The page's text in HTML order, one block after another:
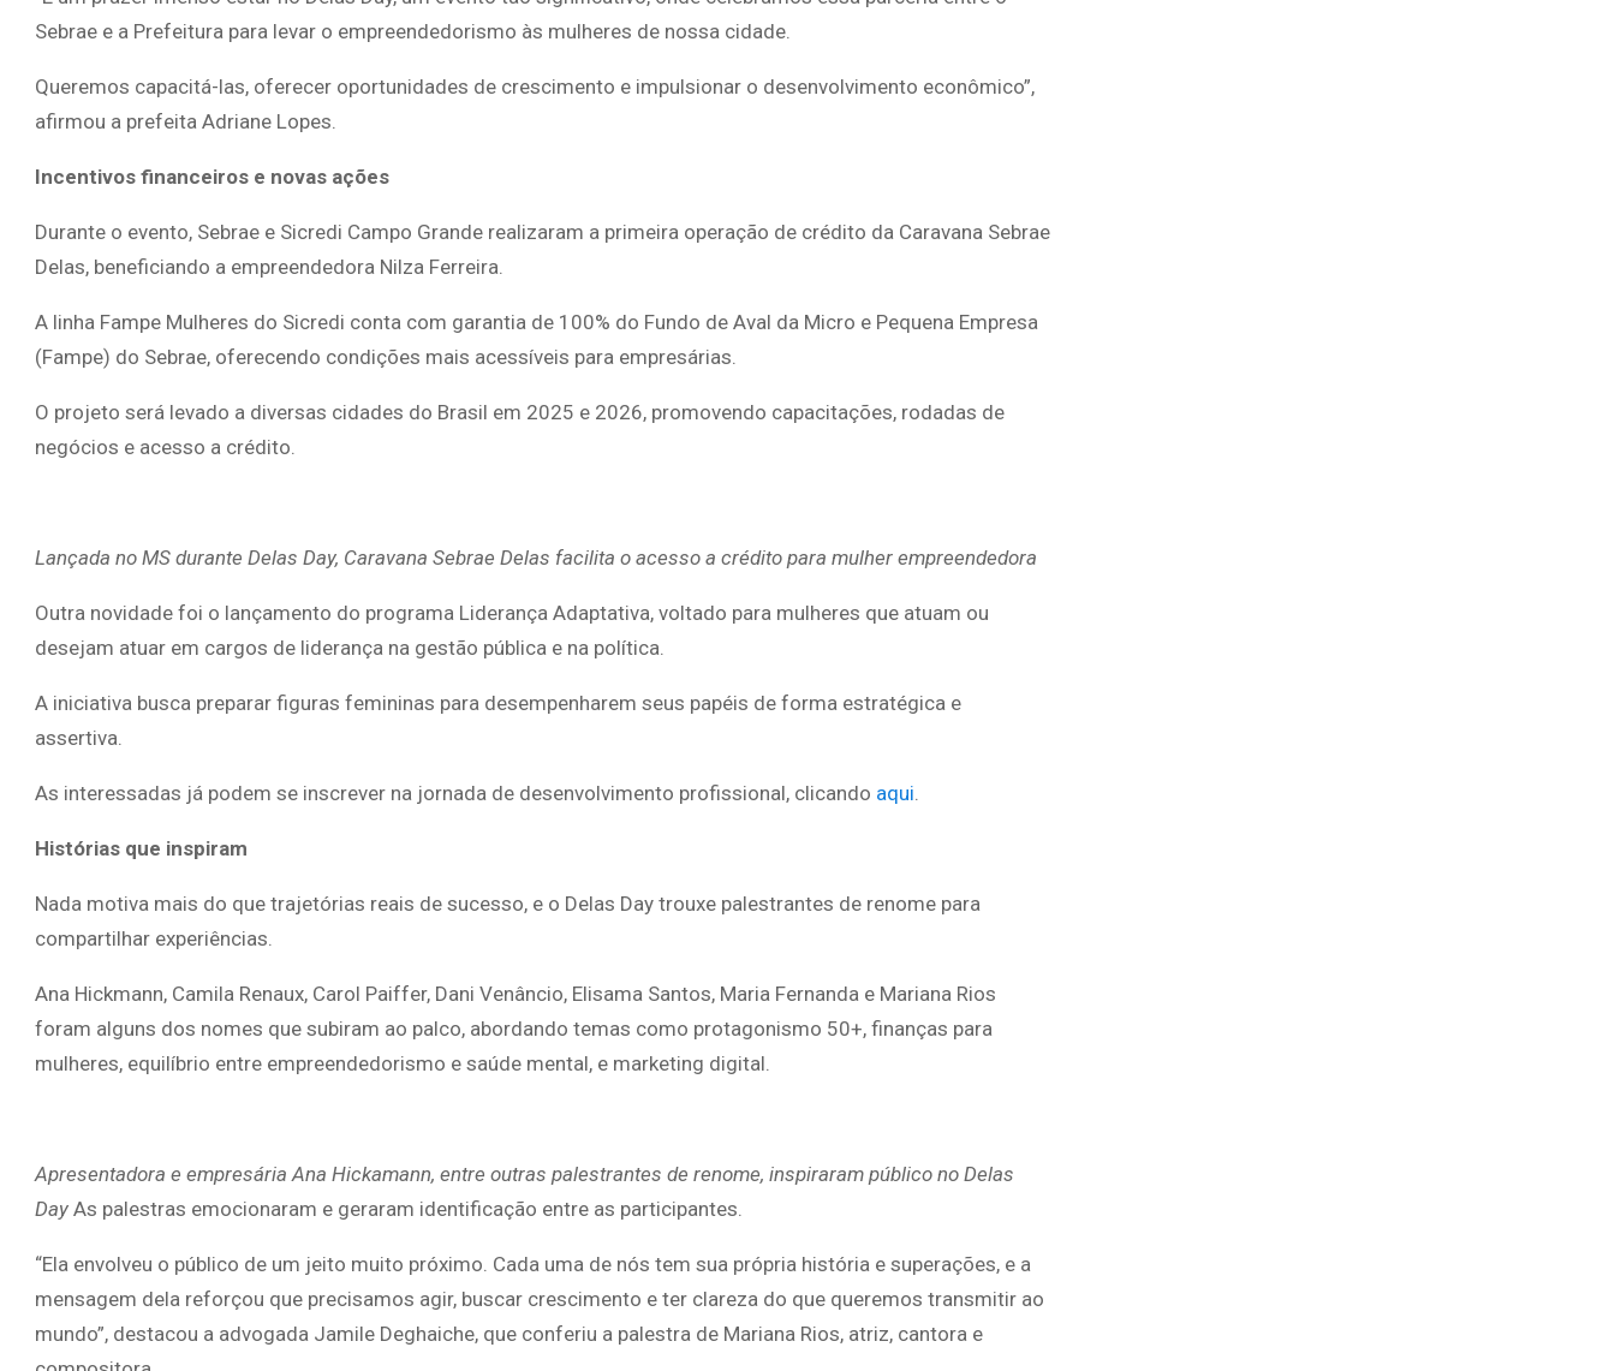
Sebrae e a Prefeitura para levar o empreendedorismo às mulheres de nossa cidade.
Queremos capacitá-las, oferecer oportunidades de crescimento e impulsionar o desenvolvimento econômico”,
afirmou a prefeita Adriane Lopes.
Incentivos financeiros e novas ações
Durante o evento, Sebrae e Sicredi Campo Grande realizaram a primeira operação de crédito da Caravana Sebrae
Delas, beneficiando a empreendedora Nilza Ferreira.
A linha Fampe Mulheres do Sicredi conta com garantia de 100% do Fundo de Aval da Micro e Pequena Empresa
(Fampe) do Sebrae, oferecendo condições mais acessíveis para empresárias.
O projeto será levado a diversas cidades do Brasil em 2025 e 2026, promovendo capacitações, rodadas de
negócios e acesso a crédito.
Lançada no MS durante Delas Day, Caravana Sebrae Delas facilita o acesso a crédito para mulher empreendedora
Outra novidade foi o lançamento do programa Liderança Adaptativa, voltado para mulheres que atuam ou
desejam atuar em cargos de liderança na gestão pública e na política.
A iniciativa busca preparar figuras femininas para desempenharem seus papéis de forma estratégica e
assertiva.
As interessadas já podem se inscrever na jornada de desenvolvimento profissional, clicando aqui.
Histórias que inspiram
Nada motiva mais do que trajetórias reais de sucesso, e o Delas Day trouxe palestrantes de renome para
compartilhar experiências.
Ana Hickmann, Camila Renaux, Carol Paiffer, Dani Venâncio, Elisama Santos, Maria Fernanda e Mariana Rios
foram alguns dos nomes que subiram ao palco, abordando temas como protagonismo 50+, finanças para
mulheres, equilíbrio entre empreendedorismo e saúde mental, e marketing digital.
Apresentadora e empresária Ana Hickamann, entre outras palestrantes de renome, inspiraram público no Delas
Day As palestras emocionaram e geraram identificação entre as participantes.
“Ela envolveu o público de um jeito muito próximo. Cada uma de nós tem sua própria história e superações, e a
mensagem dela reforçou que precisamos agir, buscar crescimento e ter clareza do que queremos transmitir ao
mundo”, destacou a advogada Jamile Deghaiche, que conferiu a palestra de Mariana Rios, atriz, cantora e